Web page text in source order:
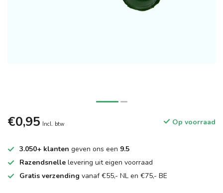
€0,95 Incl. btw Op voorraad
3.050+ klanten geven ons een 9.5
Razendsnelle levering uit eigen voorraad
Gratis verzending vanaf €55,- NL en €75,- BE